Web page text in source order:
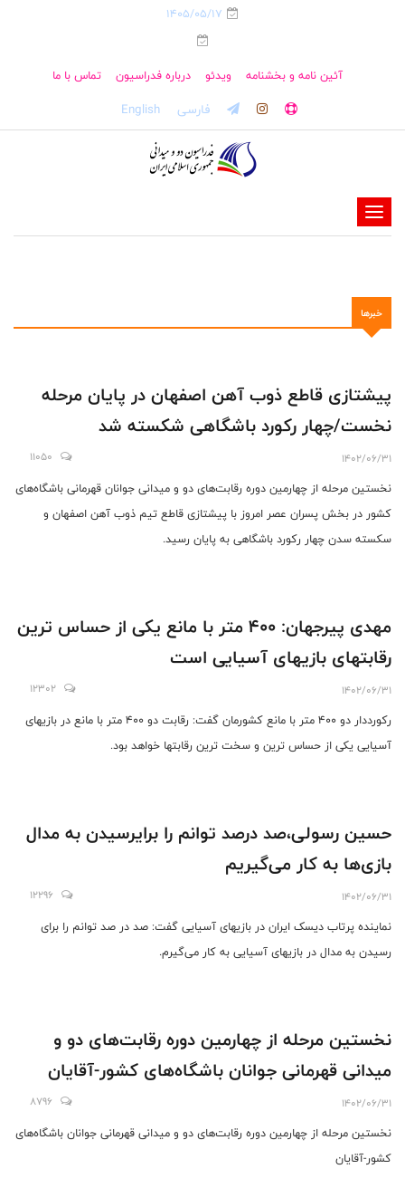
1405/05/17
آئین نامه و بخشنامه ویدئو درباره فدراسیون تماس با ما
فارسی English
-
-
-
-
-
خبرها
پیشتازی قاطع ذوب آهن اصفهان در پایان مرحله
نخست/چهار رکورد باشگاهی شکسته شد
1402/06/31
11050
نخستین مرحله از چهارمین دوره رقابت‌های دو و میدانی جوانان قهرمانی باشگاه‌های
کشور در بخش پسران عصر امروز با پیشتازی قاطع تیم ذوب آهن اصفهان و
سکسته سدن چهار رکورد باشگاهی به پایان رسید.
مهدی پیرجهان: ۴۰۰ متر با مانع یکی از حساس ترین
رقابتهای بازیهای آسیایی است
1402/06/31
12302
رکورددار دو ۴۰۰ متر با مانع کشورمان گفت: رقابت دو ۴۰۰ متر با مانع در بازیهای
آسیایی یکی از حساس ترین و سخت ترین رقابتها خواهد بود.
حسین رسولی،صد درصد توانم را برایرسیدن به مدال
بازی‌ها به کار می‌گیریم
1402/06/31
12296
نماینده پرتاب دیسک ایران در بازیهای آسیایی گفت: صد در صد توانم را برای
رسیدن به مدال در بازیهای آسیایی به کار می‌گیرم.
نخستین مرحله از چهارمین دوره رقابت‌های دو و
میدانی قهرمانی جوانان باشگاه‌های کشور-آقایان
1402/06/31
8796
نخستین مرحله از چهارمین دوره رقابت‌های دو و میدانی قهرمانی جوانان باشگاه‌های
کشور-آقایان